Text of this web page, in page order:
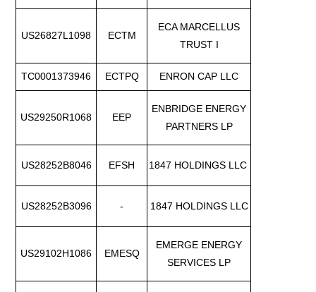
US26827L1098 ECTM
ECA MARCELLUS
TRUST I
TC0001373946 ECTPQ ENRON CAP LLC
US29250R1068 EEP
ENBRIDGE ENERGY
PARTNERS LP
US28252B8046 EFSH 1847 HOLDINGS LLC
US28252B3096 - 1847 HOLDINGS LLC
US29102H1086 EMESQ
EMERGE ENERGY
SERVICES LP